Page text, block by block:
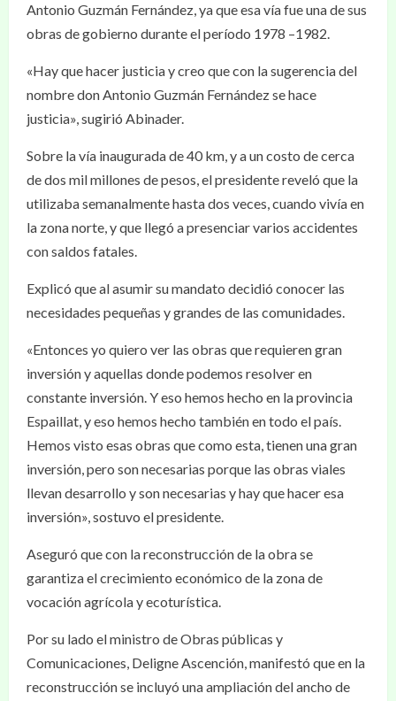
Antonio Guzmán Fernández, ya que esa vía fue una de sus
obras de gobierno durante el período 1978 –1982.
«Hay que hacer justicia y creo que con la sugerencia del
nombre don Antonio Guzmán Fernández se hace
justicia», sugirió Abinader.
Sobre la vía inaugurada de 40 km, y a un costo de cerca
de dos mil millones de pesos, el presidente reveló que la
utilizaba semanalmente hasta dos veces, cuando vivía en
la zona norte, y que llegó a presenciar varios accidentes
con saldos fatales.
Explicó que al asumir su mandato decidió conocer las
necesidades pequeñas y grandes de las comunidades.
«Entonces yo quiero ver las obras que requieren gran
inversión y aquellas donde podemos resolver en
constante inversión. Y eso hemos hecho en la provincia
Espaillat, y eso hemos hecho también en todo el país.
Hemos visto esas obras que como esta, tienen una gran
inversión, pero son necesarias porque las obras viales
llevan desarrollo y son necesarias y hay que hacer esa
inversión», sostuvo el presidente.
Aseguró que con la reconstrucción de la obra se
garantiza el crecimiento económico de la zona de
vocación agrícola y ecoturística.
Por su lado el ministro de Obras públicas y
Comunicaciones, Deligne Ascención, manifestó que en la
reconstrucción se incluyó una ampliación del ancho de